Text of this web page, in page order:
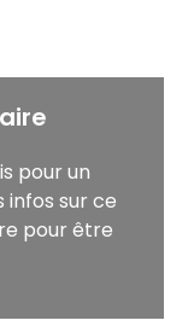
pour un
infos sur ce
pour être